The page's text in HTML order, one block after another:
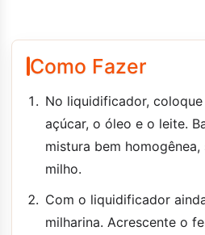
Como Fazer
No liquidificador,
açúcar, o óleo e o leite.
mistura bem
milho.
Com o liquidificador
milharina. Acrescente o